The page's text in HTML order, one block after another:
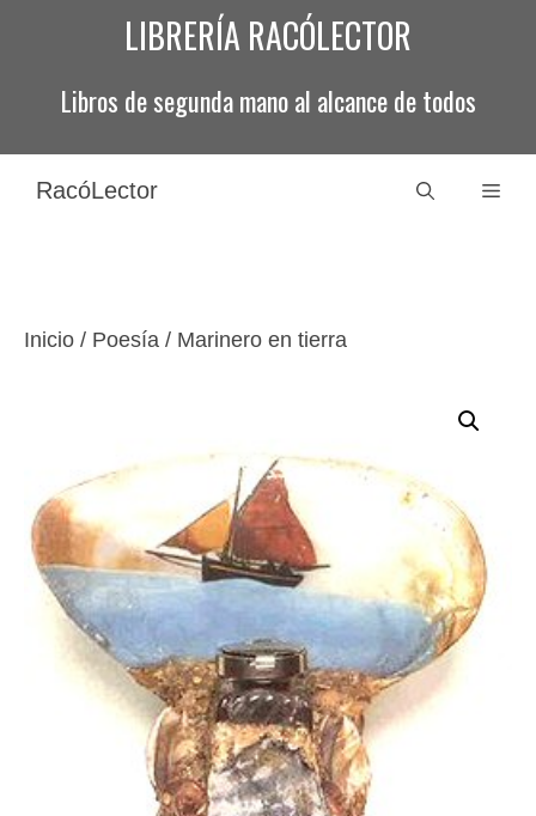
LIBRERÍA RACÓLECTOR
Libros de segunda mano al alcance de todos
RacóLector
Inicio / Poesía / Marinero en tierra